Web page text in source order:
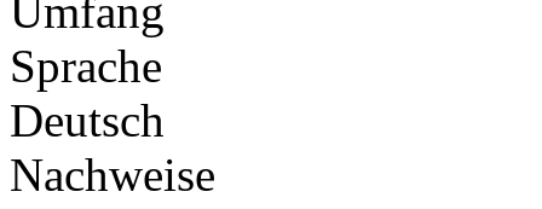
Umfang
Sprache
Deutsch
Nachweise